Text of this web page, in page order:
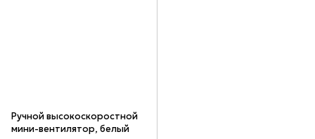
Ручной высокоскоростной
мини-вентилятор, белый